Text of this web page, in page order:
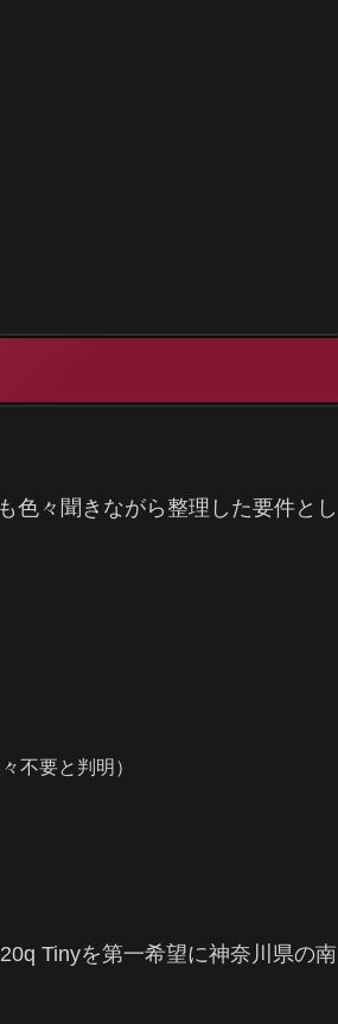
色々聞きながら整理した要件とし
不要と判明）
Tinyを第一希望に神奈川県の南